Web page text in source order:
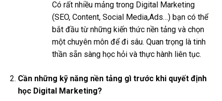
Có rất nhiều mảng trong Digital Marketing
(SEO, Content, Social Media,Ads…) bạn có thể
bắt đầu từ những kiến thức nền tảng và chọn
một chuyên môn để đi sâu. Quan trọng là tinh
thần sẵn sàng học hỏi và thực hành liên tục.
Cần những kỹ năng nền tảng gì trước khi quyết định
học Digital Marketing?